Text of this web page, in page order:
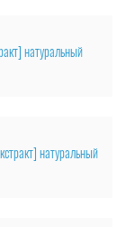
натуральный
натуральный